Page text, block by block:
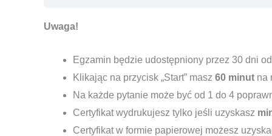
Uwaga!
Egzamin będzie udostępniony przez 30 dni
Klikając na przycisk „Start” masz 60 minut na
Na każde pytanie może być od 1 do 4
Certyfikat wydrukujesz tylko jeśli uzyskasz
Certyfikat w formie papierowej możesz